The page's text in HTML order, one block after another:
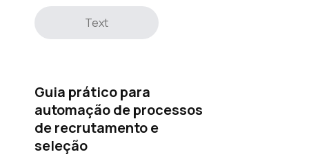
Text
Guia prático para
automação de processos
de recrutamento e
seleção